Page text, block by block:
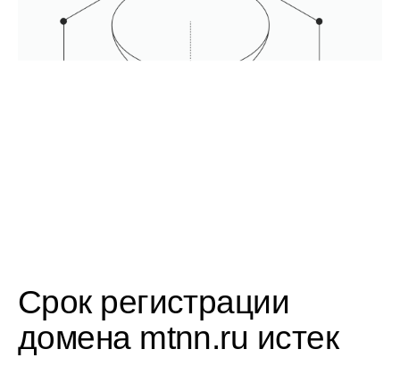
Срок регистрации
домена mtnn.ru истек